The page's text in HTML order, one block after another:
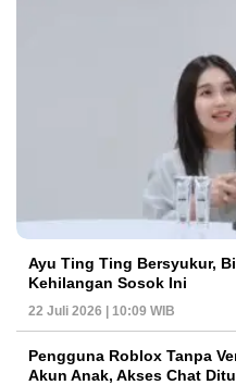
Ayu Ting Ting Bersyukur,
Kehilangan Sosok Ini
22 Juli 2026 | 10:09 WIB
Pengguna Roblox Tanpa
Akun Anak, Akses Chat